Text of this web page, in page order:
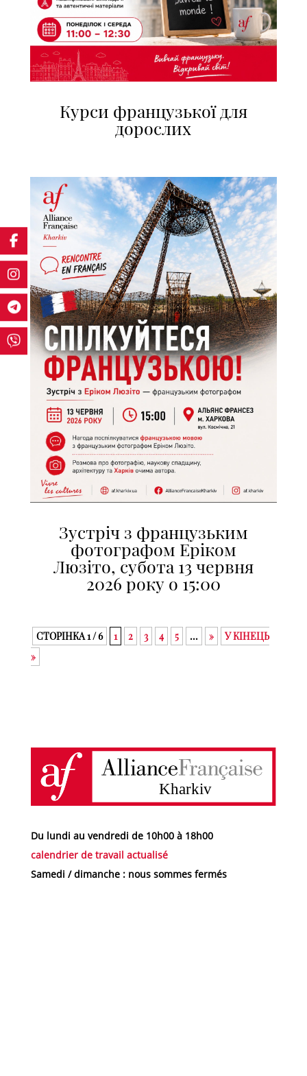
Курси французької для
дорослих
Зустріч з французьким
фотографом Еріком
Люзіто, субота 13 червня
2026 року о 15:00
СТОРІНКА 1 / 6 1 2 3 4 5 ... »
У КІНЕЦЬ
»
Du lundi au vendredi de 10h00 à 18h00
calendrier de travail actualisé
Samedi / dimanche : nous sommes fermés